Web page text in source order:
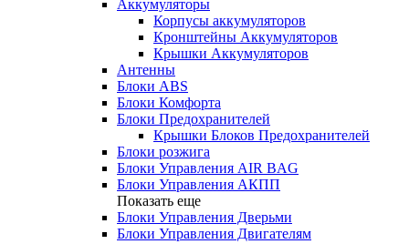
Аккумуляторы
Корпусы аккумуляторов
Кронштейны Аккумуляторов
Крышки Аккумуляторов
Антенны
Блоки ABS
Блоки Комфорта
Блоки Предохранителей
Крышки Блоков Предохранителей
Блоки розжига
Блоки Управления AIR BAG
Блоки Управления АКПП
Показать еще
Блоки Управления Дверьми
Блоки Управления Двигателям